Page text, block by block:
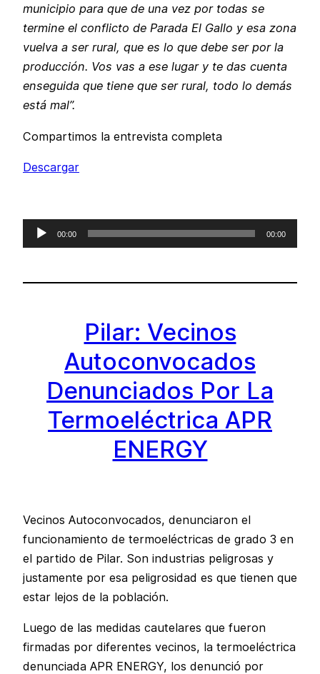
municipio para que de una vez por todas se
termine el conflicto de Parada El Gallo y esa zona
vuelva a ser rural, que es lo que debe ser por la
producción. Vos vas a ese lugar y te das cuenta
enseguida que tiene que ser rural, todo lo demás
está mal”.
Compartimos la entrevista completa
Descargar
Reproductor
de
00:00 00:00
Pilar: Vecinos
Autoconvocados
Denunciados Por La
Termoeléctrica APR
ENERGY
Vecinos Autoconvocados, denunciaron el
funcionamiento de termoeléctricas de grado 3 en
el partido de Pilar. Son industrias peligrosas y
justamente por esa peligrosidad es que tienen que
estar lejos de la población.
Luego de las medidas cautelares que fueron
firmadas por diferentes vecinos, la termoeléctrica
denunciada APR ENERGY, los denunció por